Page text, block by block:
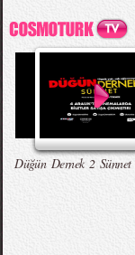
Düğün Dernek 2